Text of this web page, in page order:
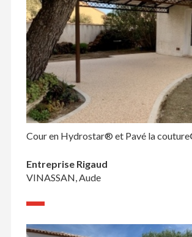
Cour en Hydrostar® et Pavé la
Entreprise Rigaud
VINASSAN, Aude